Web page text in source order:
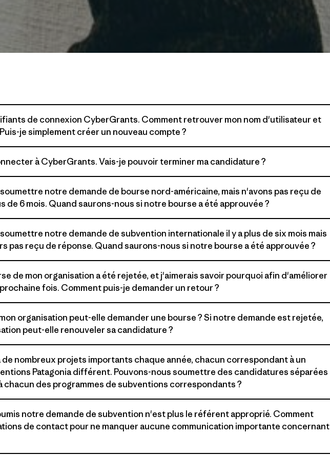
de connexion CyberGrants. Comment retrouver mon nom d'utilisateur et
je simplement créer un nouveau compte ?
à CyberGrants. Vais-je pouvoir terminer ma candidature ?
notre demande de bourse nord-américaine, mais n'avons pas reçu de
de 6 mois. Quand saurons-nous si notre bourse a été approuvée ?
notre demande de subvention internationale il y a plus de six mois mais
pas reçu de réponse. Quand saurons-nous si notre bourse a été approuvée ?
de mon organisation a été rejetée, et j'aimerais savoir pourquoi afin d'améliorer
fois. Comment puis-je demander un retour ?
organisation peut-elle demander une bourse ? Si notre demande est rejetée,
peut-elle renouveler sa candidature ?
nombreux projets importants chaque année, chacun correspondant à un
Patagonia différent. Pouvons-nous soumettre des candidatures séparées
chacun des programmes de subventions correspondants ?
notre demande de subvention n'est plus le référent approprié. Comment
de contact pour ne manquer aucune communication importante concernant